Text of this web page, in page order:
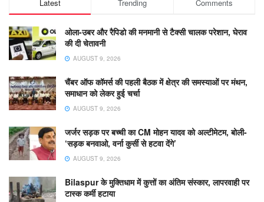
Latest Trending Comments
ओला-उबर और रैपिडो की मनमानी से टैक्सी चालक परेशान, घेराव
की दी चेतावनी
AUGUST 9, 2026
चैंबर ऑफ कॉमर्स की पहली बैठक में क्षेत्र की समस्याओं पर मंथन,
समाधान को लेकर हुई चर्चा
AUGUST 9, 2026
जर्जर सड़क पर बच्ची का CM मोहन यादव को अल्टीमेटम, बोली-
‘सड़क बनवाओ, वर्ना कुर्सी से हटवा देंगे’
AUGUST 9, 2026
Bilaspur के मुक्तिधाम में कुत्तों का अंतिम संस्कार, लापरवाही पर
टास्क कर्मी हटाया